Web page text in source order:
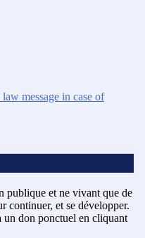
message in case of
publique et ne vivant que de
continuer, et se développer.
un don ponctuel en cliquant